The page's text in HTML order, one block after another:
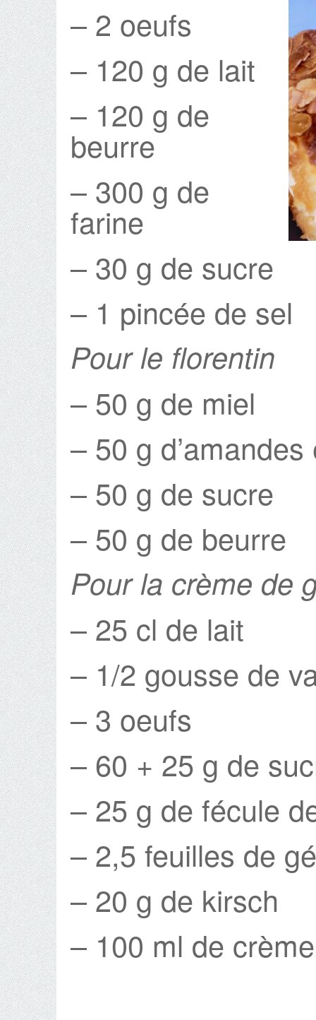
– 2 oeufs
– 120 g de lait
– 120 g de
beurre
– 300 g de
farine
– 30 g de sucre
– 1 pincée de sel
Pour le florentin
– 50 g de miel
– 50 g
– 50 g de sucre
– 50 g de beurre
Pour la crème de
– 25 cl de lait
– 1/2 gousse de
– 3 oeufs
– 60 + 25 g de
– 25 g de fécule
– 2,5 feuilles de
– 20 g de kirsch
– 100 ml de